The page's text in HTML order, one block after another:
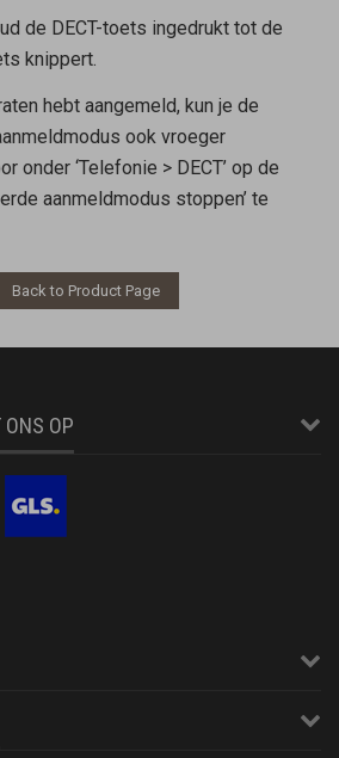
de DECT-toets ingedrukt tot de
knippert.
hebt aangemeld, kun je de
ook vroeger
onder ‘Telefonie > DECT’ op de
aanmeldmodus stoppen’ te
Back to Product Page
ONS OP